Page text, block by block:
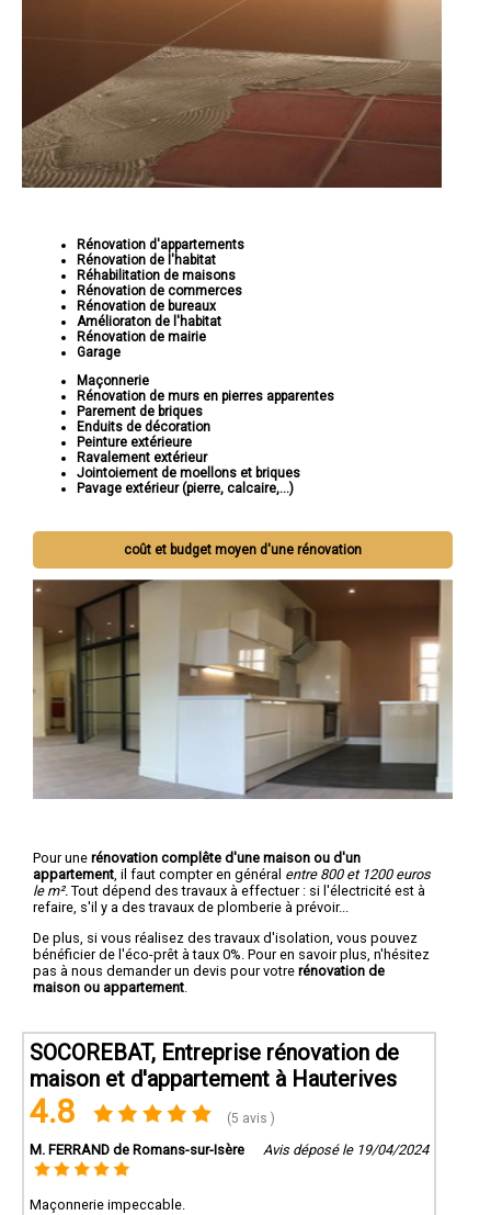
Rénovation d'appartements
Rénovation de l'habitat
Réhabilitation de maisons
Rénovation de commerces
Rénovation de bureaux
Amélioraton de l'habitat
Rénovation de mairie
Garage
Maçonnerie
Rénovation de murs en pierres apparentes
Parement de briques
Enduits de décoration
Peinture extérieure
Ravalement extérieur
Jointoiement de moellons et briques
Pavage extérieur (pierre, calcaire,...)
coût et budget moyen d'une rénovation
Pour une rénovation complête d'une maison ou d'un
appartement , il faut compter en général entre 800 et 1200 euros
le m². Tout dépend des travaux à effectuer : si l'électricité est à
refaire, s'il y a des travaux de plomberie à prévoir...
De plus, si vous réalisez des travaux d'isolation, vous pouvez
bénéficier de l'éco-prêt à taux 0%. Pour en savoir plus, n'hésitez
pas à nous demander un devis pour votre rénovation de
maison ou appartement
SOCOREBAT, Entreprise rénovation de
maison et d'appartement à Hauterives
4.8 (5 avis )
M. FERRAND de Romans-sur-Isère Avis déposé le 19/04/2024
Maçonnerie impeccable.